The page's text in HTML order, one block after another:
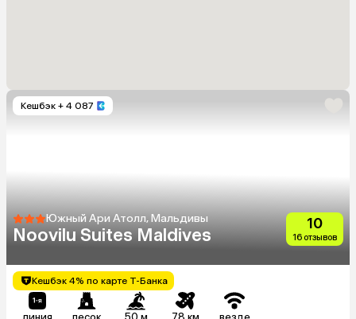
Кешбэк + 4 087
Южный Ари Атолл, Мальдивы
Noovilu Suites Maldives
10
16 отзывов
Кешбэк 4% по карте Т-Банка